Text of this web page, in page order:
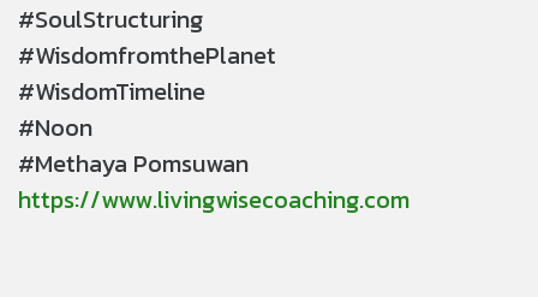
#SoulStructuring
#WisdomfromthePlanet
#WisdomTimeline
#Noon
#Methaya Pomsuwan
https://www.livingwisecoaching.com